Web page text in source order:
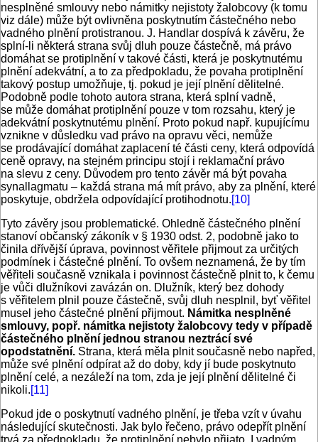
nesplněné smlouvy nebo námitky nejistoty žalobcovy (k tomu
viz dále) může být ovlivněna poskytnutím částečného nebo
vadného plnění protistranou. J. Handlar dospívá k závěru, že
splní-li některá strana svůj dluh pouze částečně, má právo
domáhat se protiplnění v takové části, která je poskytnutému
plnění adekvátní, a to za předpokladu, že povaha protiplnění
takový postup umožňuje, tj. pokud je její plnění dělitelné.
Podobně podle tohoto autora strana, která splní vadně,
se může domáhat protiplnění pouze v tom rozsahu, který je
adekvátní poskytnutému plnění. Proto pokud např. kupujícímu
vznikne v důsledku vad právo na opravu věci, nemůže
se prodávající domáhat zaplacení té části ceny, která odpovídá
ceně opravy, na stejném principu stojí i reklamační právo
na slevu z ceny. Důvodem pro tento závěr má být povaha
synallagmatu – kaž­dá strana má mít právo, aby za plnění, které
poskytuje, obdržela odpovídající protihodnotu.[10]
Tyto závěry jsou problematické. Ohledně částečného plnění
stanoví občanský zákoník v § 1930 odst. 2, podobně jako to
činila dřívější úprava, povinnost věřitele přijmout za určitých
podmínek i částečné plnění. To ovšem neznamená, že by tím
věřiteli současně vznikala i povinnost částečně plnit to, k čemu
je vůči dlužníkovi zavázán on. Dlužník, který bez dohody
s věřitelem plnil pouze částečně, svůj dluh nesplnil, byť věřitel
musel jeho částečné plnění přijmout. Námitka nesplněné
smlouvy, popř. námitka nejistoty žalobcovy tedy v případě
částečného plnění jednou stranou neztrácí své
opodstatnění. Strana, která měla plnit současně nebo napřed,
může své plnění odpírat až do doby, kdy jí bude poskytnuto
plnění celé, a nezáleží na tom, zda je její plnění dělitelné či
nikoli.[11]
Pokud jde o poskytnutí vadného plnění, je třeba vzít v úvahu
následující skutečnosti. Jak bylo řečeno, právo odepřít plnění
trvá za předpokladu, že protiplnění nebylo přijato. I vadným